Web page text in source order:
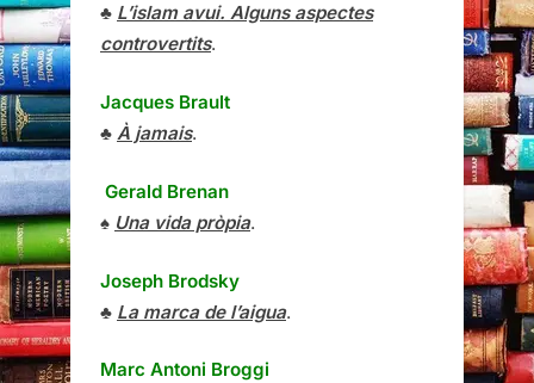
♣ L’islam avui. Alguns aspectes
controvertits.
Jacques Brault
♣ À jamais.
Gerald Brenan
♠ Una vida pròpia.
Joseph Brodsky
♣ La marca de l’aigua.
Marc Antoni Broggi